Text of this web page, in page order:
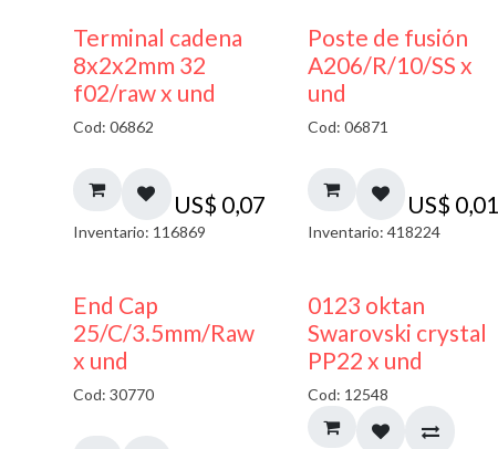
Terminal cadena
8x2x2mm 32
f02/raw x und
Cod: 06862
US$ 0,07
Inventario: 116869
Poste de fusión
A206/R/10/SS x
und
Cod: 06871
US$ 0,01
Inventario: 418224
End Cap
25/C/3.5mm/Raw
x und
Cod: 30770
0123 oktan
Swarovski crystal
PP22 x und
Cod: 12548